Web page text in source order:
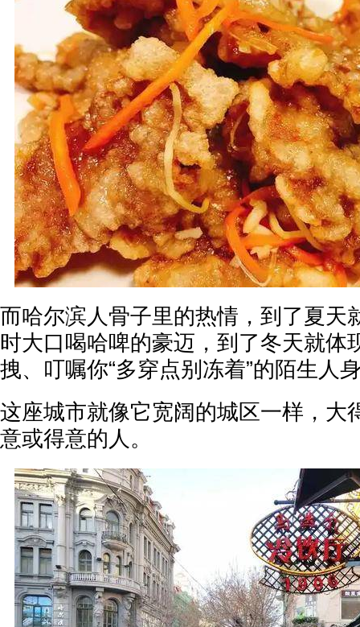
而哈尔滨人骨子里的热情，到了夏天
时大口喝哈啤的豪迈，到了冬天就体
拽、叮嘱你“多穿点别冻着”的陌生人
这座城市就像它宽阔的城区一样，大
意或得意的人。